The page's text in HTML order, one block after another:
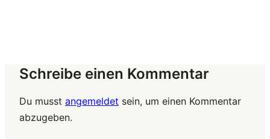
Schreibe einen Kommentar
Du musst angemeldet sein, um einen Kommentar
abzugeben.